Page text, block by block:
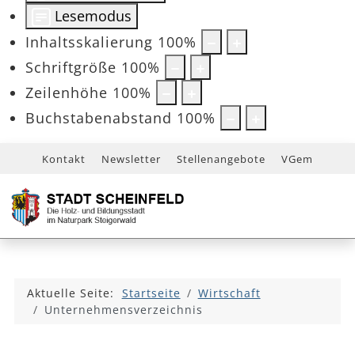
Lesemodus
Inhaltsskalierung 100%
Schriftgröße 100%
Zeilenhöhe 100%
Buchstabenabstand 100%
Kontakt Newsletter Stellenangebote VGem
Aktuelle Seite: Startseite
Wirtschaft
Unternehmensverzeichnis